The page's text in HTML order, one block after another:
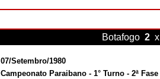
Botafogo 2 x
07/Setembro/1980
Campeonato Paraibano - 1° Turno - 2ª Fase